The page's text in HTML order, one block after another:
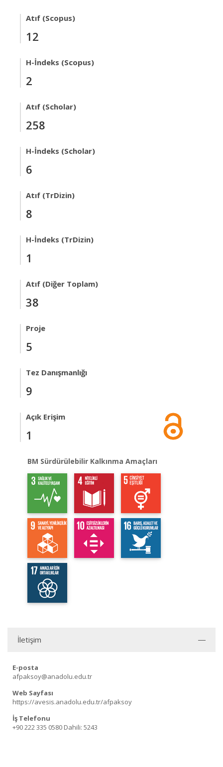
Atıf (Scopus)
12
H-İndeks (Scopus)
2
Atıf (Scholar)
258
H-İndeks (Scholar)
6
Atıf (TrDizin)
8
H-İndeks (TrDizin)
1
Atıf (Diğer Toplam)
38
Proje
5
Tez Danışmanlığı
9
Açık Erişim
1
BM Sürdürülebilir Kalkınma Amaçları
İletişim
E-posta
afpaksoy@anadolu.edu.tr
Web Sayfası
https://avesis.anadolu.edu.tr/afpaksoy
İş Telefonu
+90 222 335 0580 Dahili: 5243